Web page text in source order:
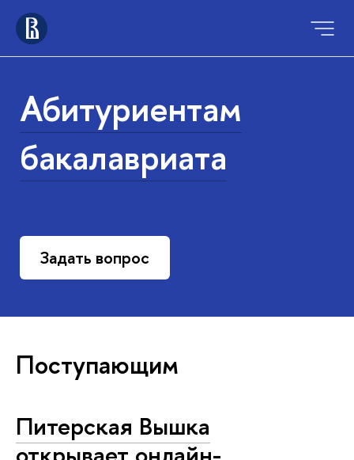
Абитуриентам
бакалавриата
Задать вопрос
Поступающим
Питерская Вышка